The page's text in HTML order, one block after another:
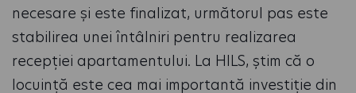
necesare și este finalizat, următorul pas este
stabilirea unei întâlniri pentru realizarea
recepției apartamentului. La HILS, știm că o
locuință este cea mai importantă investiție din